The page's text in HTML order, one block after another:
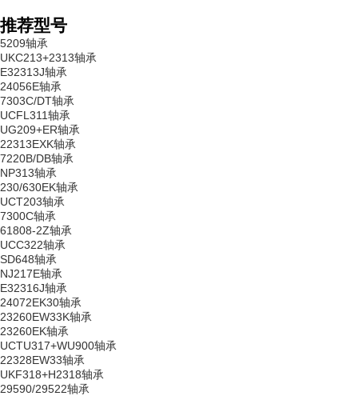
推荐型号
5209轴承
UKC213+2313轴承
E32313J轴承
24056E轴承
7303C/DT轴承
UCFL311轴承
UG209+ER轴承
22313EXK轴承
7220B/DB轴承
NP313轴承
230/630EK轴承
UCT203轴承
7300C轴承
61808-2Z轴承
UCC322轴承
SD648轴承
NJ217E轴承
E32316J轴承
24072EK30轴承
23260EW33K轴承
23260EK轴承
UCTU317+WU900轴承
22328EW33轴承
UKF318+H2318轴承
29590/29522轴承